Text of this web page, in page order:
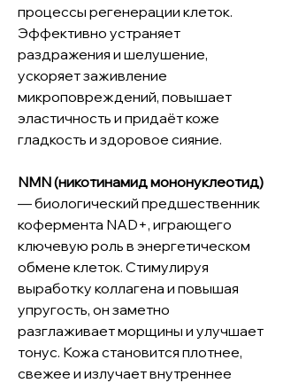
процессы регенерации клеток.
Эффективно устраняет
раздражения и шелушение,
ускоряет заживление
микроповреждений, повышает
эластичность и придаёт коже
гладкость и здоровое сияние.
NMN (никотинамид мононуклеотид)
— биологический предшественник
кофермента NAD+, играющего
ключевую роль в энергетическом
обмене клеток. Стимулируя
выработку коллагена и повышая
упругость, он заметно
разглаживает морщины и улучшает
тонус. Кожа становится плотнее,
свежее и излучает внутреннее